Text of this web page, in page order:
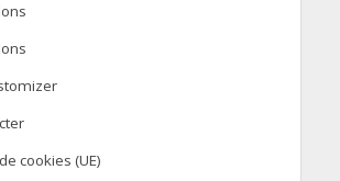
cookies (UE)